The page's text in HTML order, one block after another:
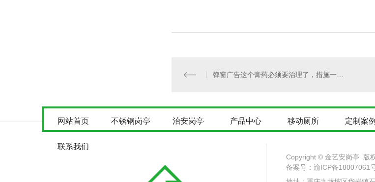
弹窗广告这个膏药必须要治理了，措施一定要做到位
网站首页 不锈钢岗亭 治安岗亭 产品中心 移动厕所 定制案例
联系我们
Copyright © 金艺安岗亭 版
备案号： 渝ICP备18007061